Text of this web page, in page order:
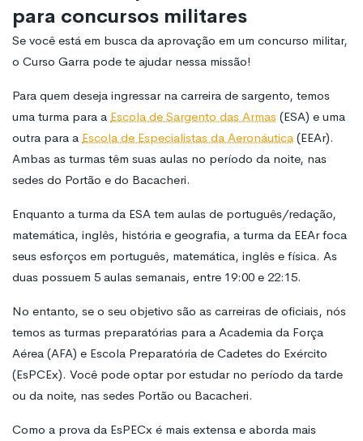
para concursos militares
Se você está em busca da aprovação em um concurso militar,
o Curso Garra pode te ajudar nessa missão!
Para quem deseja ingressar na carreira de sargento, temos
uma turma para a Escola de Sargento das Armas (ESA) e uma
outra para a Escola de Especialistas da Aeronáutica (EEAr).
Ambas as turmas têm suas aulas no período da noite, nas
sedes do Portão e do Bacacheri.
Enquanto a turma da ESA tem aulas de português/redação,
matemática, inglês, história e geografia, a turma da EEAr foca
seus esforços em português, matemática, inglês e física. As
duas possuem 5 aulas semanais, entre 19:00 e 22:15.
No entanto, se o seu objetivo são as carreiras de oficiais, nós
temos as turmas preparatórias para a Academia da Força
Aérea (AFA) e Escola Preparatória de Cadetes do Exército
(EsPCEx). Você pode optar por estudar no período da tarde
ou da noite, nas sedes Portão ou Bacacheri.
Como a prova da EsPECx é mais extensa e aborda mais